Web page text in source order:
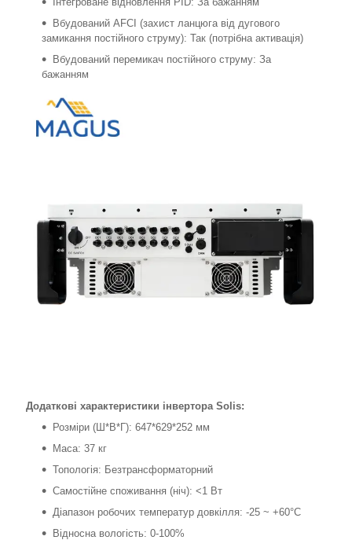
Вбудований AFCI (захист ланцюга від дугового
замикання постійного струму): Так (потрібна активація)
Вбудований перемикач постійного струму: За
бажанням
Додаткові характеристики інвертора Solis:
Розміри (Ш*В*Г): 647*629*252 мм
Маса: 37 кг
Топологія: Безтрансформаторний
Самостійне споживання (ніч): <1 Вт
Діапазон робочих температур довкілля: -25 ~ +60°С
Відносна вологість: 0-100%